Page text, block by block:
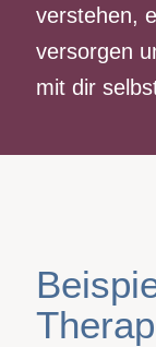
verstehen,
versorgen
mit dir